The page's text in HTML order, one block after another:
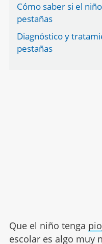
Cómo saber si el
pestañas
Diagnóstico y
pestañas
Que el niño tenga
escolar es algo muy